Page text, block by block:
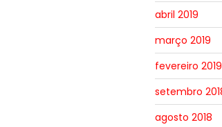
abril 2019
março 2019
fevereiro 2019
setembro
agosto 2018